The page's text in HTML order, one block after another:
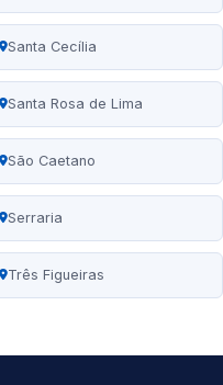
Santa Cecília
Santa Rosa de Lima
São Caetano
Serraria
Três Figueiras